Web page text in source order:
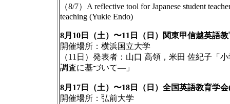
（8/7）A reflective tool for Japanese student
teaching (Yukie Endo)
8月10日（土）〜11日（日）関東甲信越英語
開催場所：横浜国立大学
（11日）発表者：山口 高領，米田 佐紀子
調査に基づいて―」
8月17日（土）〜18日（日）全国英語教育学
開催場所：弘前大学